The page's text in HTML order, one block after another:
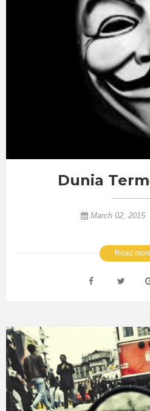
Dunia
March 02, 2015
Read